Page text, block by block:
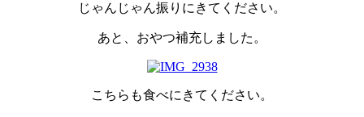
じゃんじゃん振りにきてください。
あと、おやつ補充しました。
こちらも食べにきてください。